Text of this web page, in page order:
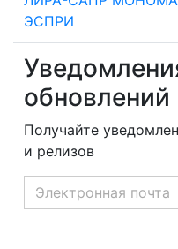
ЭСПРИ
обновлений
Получайте
и релизов